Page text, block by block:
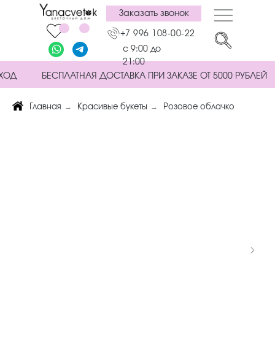
+7 996 108-00-22
Заказать звонок
БЕСПЛАТНАЯ ДОСТАВКА ПРИ ЗАКАЗЕ ОТ 5000 РУБЛЕЙ
с 9:00 до
21:00
Главная → Красивые букеты → Розовое облачко